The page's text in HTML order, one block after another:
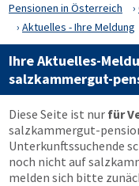
Pensionen in Österreich
Aktuelles - Ihre Meldung
Ihre Aktuelles-
salzkammergut-
Diese Seite ist nur für
salzkammergut-
Unterkunftssuchende
noch nicht auf
melden sich bitte